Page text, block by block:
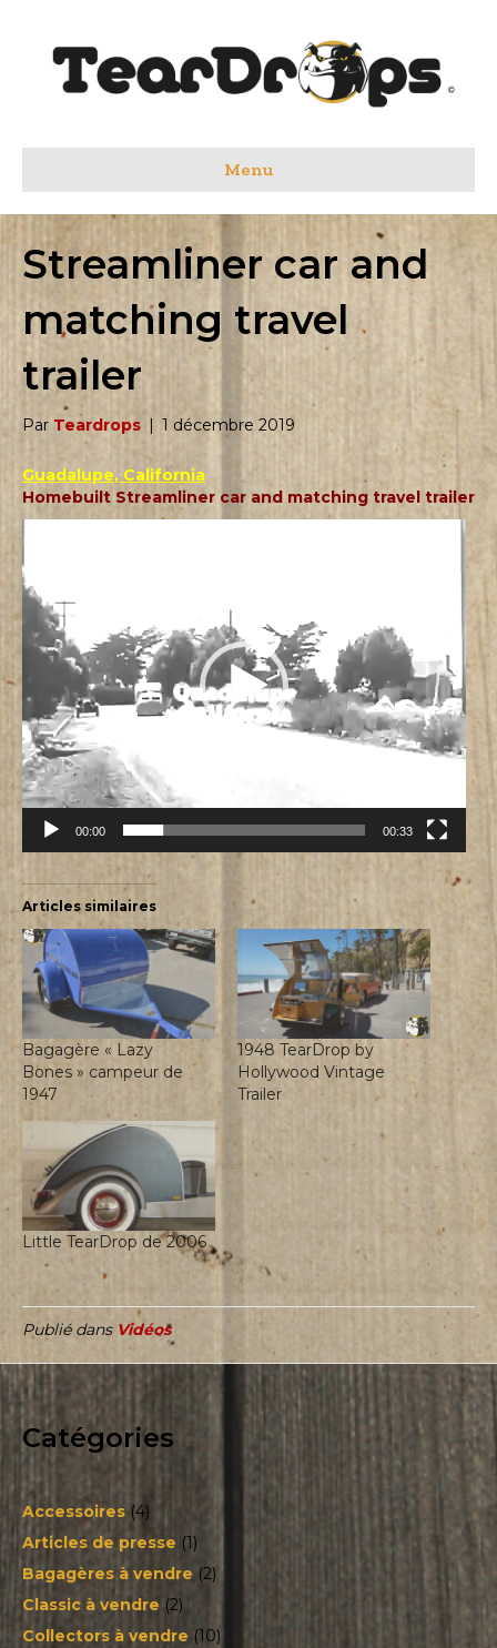
Menu
Streamliner car and
matching travel
trailer
Par Teardrops | 1 décembre 2019
Guadalupe, California
Homebuilt Streamliner car and matching travel trailer
00:00 00:33
Articles similaires
Bagagère « Lazy
Bones » campeur de
1947
1948 TearDrop by
Hollywood Vintage
Trailer
Little TearDrop de 2006
Publié dansVidéos
Catégories
Accessoires (4)
Articles de presse (1)
Bagagères à vendre (2)
Classic à vendre (2)
Collectors à vendre (10)